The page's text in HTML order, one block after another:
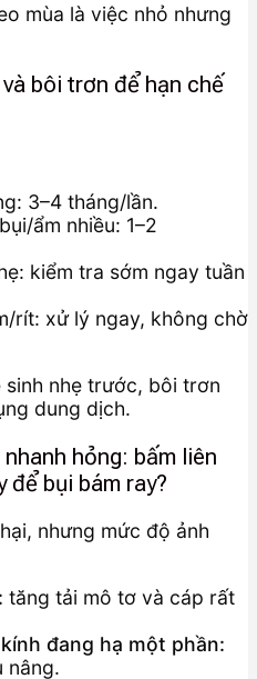
mùa là việc nhỏ nhưng
bôi trơn để hạn chế
3–4 tháng/lần.
ẩm nhiều: 1–2
kiểm tra sớm ngay tuần
rít: xử lý ngay, không chờ
nhẹ trước, bôi trơn
dung dịch.
hỏng: bấm liên
để bụi bám ray?
nhưng mức độ ảnh
tăng tải mô tơ và cáp rất
đang hạ một phần:
nâng.